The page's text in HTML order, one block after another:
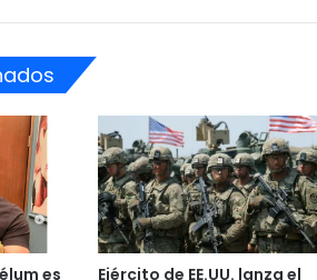
es Ejército de EE.UU. lanza el